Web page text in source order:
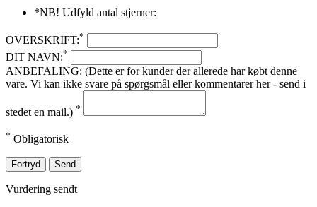
*NB! Udfyld antal stjerner:
OVERSKRIFT:*
DIT NAVN:*
ANBEFALING: (Dette er for kunder der allerede har købt denne
vare. Vi kan ikke svare på spørgsmål eller kommentarer her - send i
stedet en mail.) *
* Obligatorisk
Fortryd Send
Vurdering sendt